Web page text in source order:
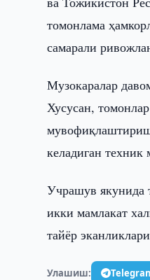
томонлама
самарали
Музокаралар
Хусусан,
келадиган техник
Учрашув якунида
икки мамлакат
тайёр
Улашиш: